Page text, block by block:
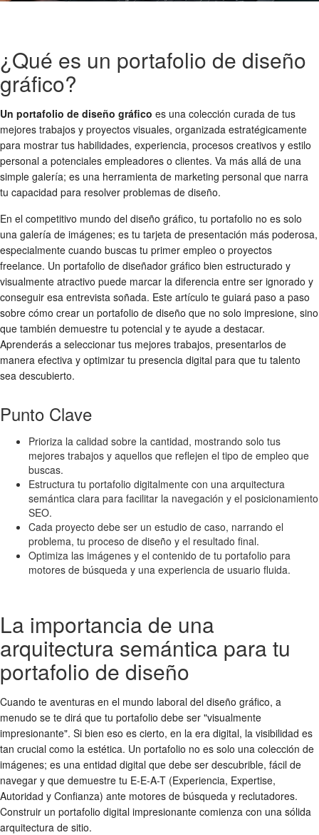
¿Qué es un portafolio de diseño
gráfico?
Un portafolio de diseño gráfico es una colección curada de tus
mejores trabajos y proyectos visuales, organizada estratégicamente
para mostrar tus habilidades, experiencia, procesos creativos y estilo
personal a potenciales empleadores o clientes. Va más allá de una
simple galería; es una herramienta de marketing personal que narra
tu capacidad para resolver problemas de diseño.
En el competitivo mundo del diseño gráfico, tu portafolio no es solo
una galería de imágenes; es tu tarjeta de presentación más poderosa,
especialmente cuando buscas tu primer empleo o proyectos
freelance. Un portafolio de diseñador gráfico bien estructurado y
visualmente atractivo puede marcar la diferencia entre ser ignorado y
conseguir esa entrevista soñada. Este artículo te guiará paso a paso
sobre cómo crear un portafolio de diseño que no solo impresione, sino
que también demuestre tu potencial y te ayude a destacar.
Aprenderás a seleccionar tus mejores trabajos, presentarlos de
manera efectiva y optimizar tu presencia digital para que tu talento
sea descubierto.
Punto Clave
Prioriza la calidad sobre la cantidad, mostrando solo tus
mejores trabajos y aquellos que reflejen el tipo de empleo que
buscas.
Estructura tu portafolio digitalmente con una arquitectura
semántica clara para facilitar la navegación y el posicionamiento
SEO.
Cada proyecto debe ser un estudio de caso, narrando el
problema, tu proceso de diseño y el resultado final.
Optimiza las imágenes y el contenido de tu portafolio para
motores de búsqueda y una experiencia de usuario fluida.
La importancia de una
arquitectura semántica para tu
portafolio de diseño
Cuando te aventuras en el mundo laboral del diseño gráfico, a
menudo se te dirá que tu portafolio debe ser "visualmente
impresionante". Si bien eso es cierto, en la era digital, la visibilidad es
tan crucial como la estética. Un portafolio no es solo una colección de
imágenes; es una entidad digital que debe ser descubrible, fácil de
navegar y que demuestre tu E-E-A-T (Experiencia, Expertise,
Autoridad y Confianza) ante motores de búsqueda y reclutadores.
Construir un portafolio digital impresionante comienza con una sólida
arquitectura de sitio.